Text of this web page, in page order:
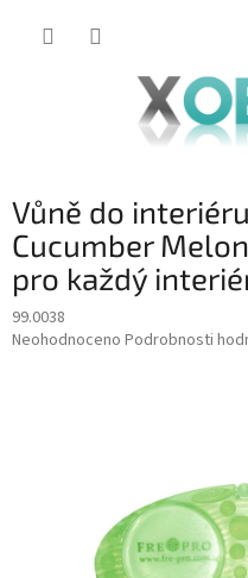
Vůně do
Cucumber
pro každý
99.0038
Průměrné
Neohodnoceno Podrobnosti